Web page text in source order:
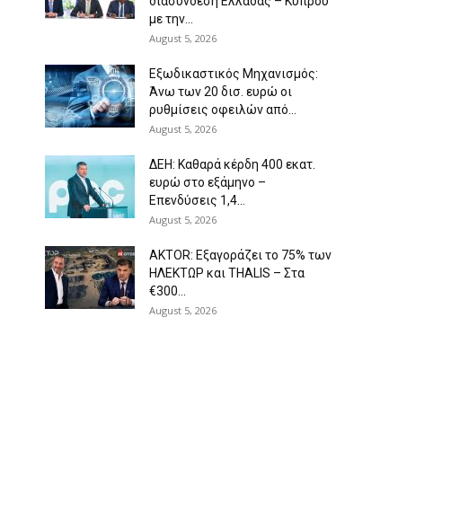
με την...
August 5, 2026
Eξωδικαστικός Μηχανισμός:
Άνω των 20 δισ. ευρώ οι
ρυθμίσεις οφειλών από...
August 5, 2026
ΔΕΗ: Καθαρά κέρδη 400 εκατ.
ευρώ στο εξάμηνο –
Επενδύσεις 1,4...
August 5, 2026
AKTOR: Εξαγοράζει το 75% των
ΗΛΕΚΤΩΡ και THALIS – Στα
€300...
August 5, 2026